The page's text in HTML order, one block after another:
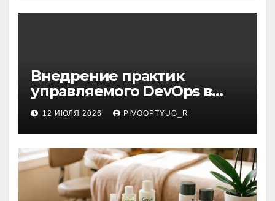
Внедрение практик
управляемого DevOps в
корпоративную ИТ-
инфраструктуру
12 ИЮЛЯ 2026 PIVOOPTYUG_R